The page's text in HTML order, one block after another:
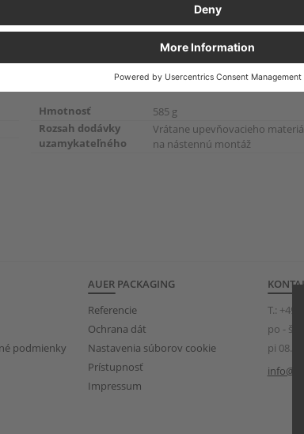
Hmotnosť
585 g
Rozsah dodávky
uzamykateľného
Vrátane upevňovacieho
na nástennú montáž
podmienky
AUER PACKAGING
Referencie
Ochrana dát
Nastavenia súborov cookie
Prístupnosť
Impressum
T.: +49
po - št
pi 08.00